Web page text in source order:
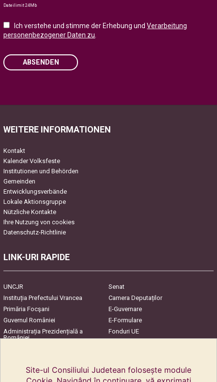
Dateilimit 24Mb
Ich verstehe und stimme der Erhebung undVerarbeitung
personenbezogener Daten zu.
ABSENDEN
empty.
WEITERE INFORMATIONEN
Kontakt
Kalender Volksfeste
Institutionen und Behörden
Gemeinden
Entwicklungsverbände
Lokale Aktionsgruppe
Nützliche Kontakte
Ihre Nutzung von cookies
Datenschutz-Richtlinie
LINK-URI RAPIDE
UNCJR
Senat
Instituția Prefectului Vrancea
Camera Deputaților
Primăria Focşani
E-Guvernare
Guvernul României
E-Formulare
Administrația Prezidențială a
României
Fonduri UE
Site-ul Consiliului Judetean folosește module